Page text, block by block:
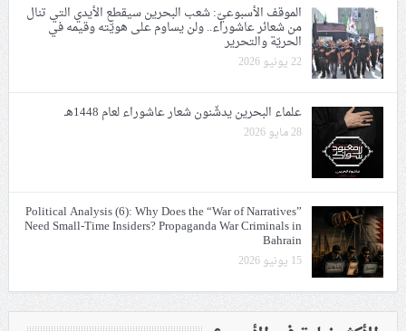
الموقف الأسبوعيّ: شعب البحرين سيقطع الأيدي التي تنال
من شعائر عاشوراء.. ولن يساوم على هويّته وقيمه في
الحريّة والتحرير
22 يونيو 2026
علماء البحرين يدشّنون شعار عاشوراء لعام 1448هـ
28 مايو 2026
Political Analysis (6): Why Does the “War of Narratives”
Need Small-Time Insiders? Propaganda War Criminals in
Bahrain
15 يونيو 2026